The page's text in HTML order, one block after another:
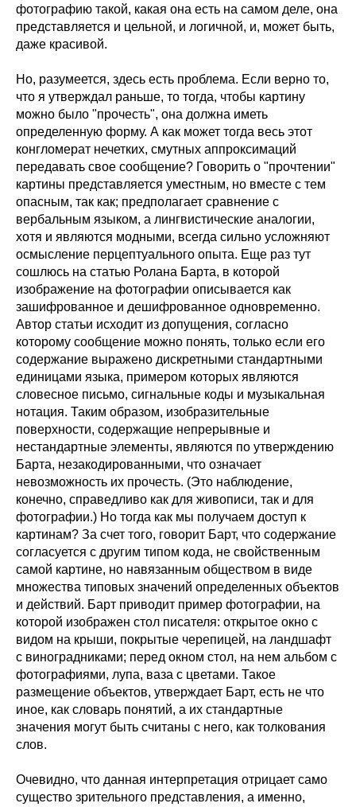
фотографию такой, какая она есть на самом деле, она
представляется и цельной, и логичной, и, может быть,
даже красивой.
Но, разумеется, здесь есть проблема. Если верно то,
что я утверждал раньше, то тогда, чтобы картину
можно было "прочесть", она должна иметь
определенную форму. А как может тогда весь этот
конгломерат нечетких, смутных аппроксимаций
передавать свое сообщение? Говорить о "прочтении"
картины представляется уместным, но вместе с тем
опасным, так как; предполагает сравнение с
вербальным языком, а лингвистические аналогии,
хотя и являются модными, всегда сильно усложняют
осмысление перцептуального опыта. Еще раз тут
сошлюсь на статью Ролана Барта, в которой
изображение на фотографии описывается как
зашифрованное и дешифрованное одновременно.
Автор статьи исходит из допущения, согласно
которому сообщение можно понять, только если его
содержание выражено дискретными стандартными
единицами языка, примером которых являются
словесное письмо, сигнальные коды и музыкальная
нотация. Таким образом, изобразительные
поверхности, содержащие непрерывные и
нестандартные элементы, являются по утверждению
Барта, незакодированными, что означает
невозможность их прочесть. (Это наблюдение,
конечно, справедливо как для живописи, так и для
фотографии.) Но тогда как мы получаем доступ к
картинам? За счет того, говорит Барт, что содержание
согласуется с другим типом кода, не свойственным
самой картине, но навязанным обществом в виде
множества типовых значений определенных объектов
и действий. Барт приводит пример фотографии, на
которой изображен стол писателя: открытое окно с
видом на крыши, покрытые черепицей, на ландшафт
с виноградниками; перед окном стол, на нем альбом с
фотографиями, лупа, ваза с цветами. Такое
размещение объектов, утверждает Барт, есть не что
иное, как словарь понятий, а их стандартные
значения могут быть считаны с него, как толкования
слов.
Очевидно, что данная интерпретация отрицает само
существо зрительного представления, а именно,